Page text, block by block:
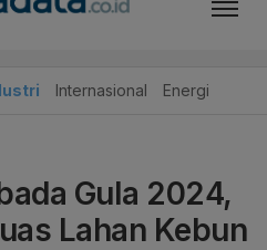
Internasional Energi
Gula 2024,
Lahan Kebun